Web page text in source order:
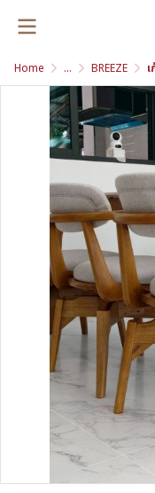
Home ... BREEZE